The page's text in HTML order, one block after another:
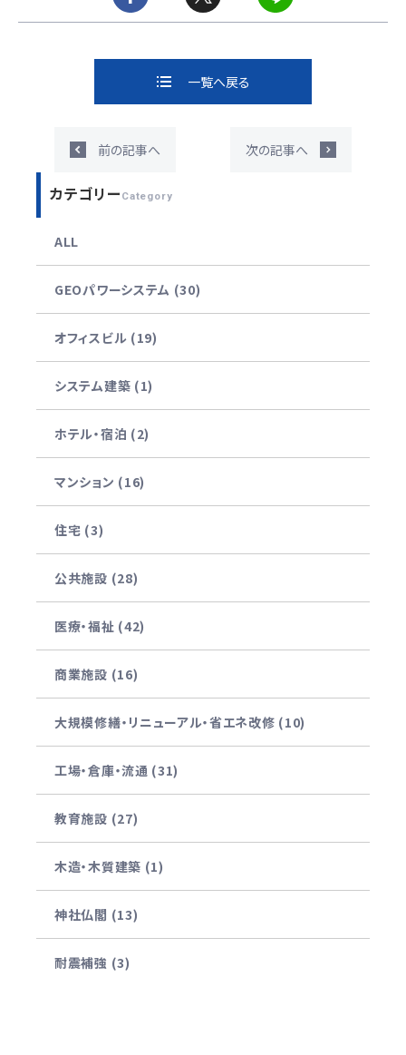
一覧へ戻る
前の記事へ 次の記事へ
カテゴリー Category
ALL
GEOパワーシステム (30)
オフィスビル (19)
システム建築 (1)
ホテル・宿泊 (2)
マンション (16)
住宅 (3)
公共施設 (28)
医療・福祉 (42)
商業施設 (16)
大規模修繕・リニューアル・省エネ改修 (10)
工場・倉庫・流通 (31)
教育施設 (27)
木造・木質建築 (1)
神社仏閣 (13)
耐震補強 (3)